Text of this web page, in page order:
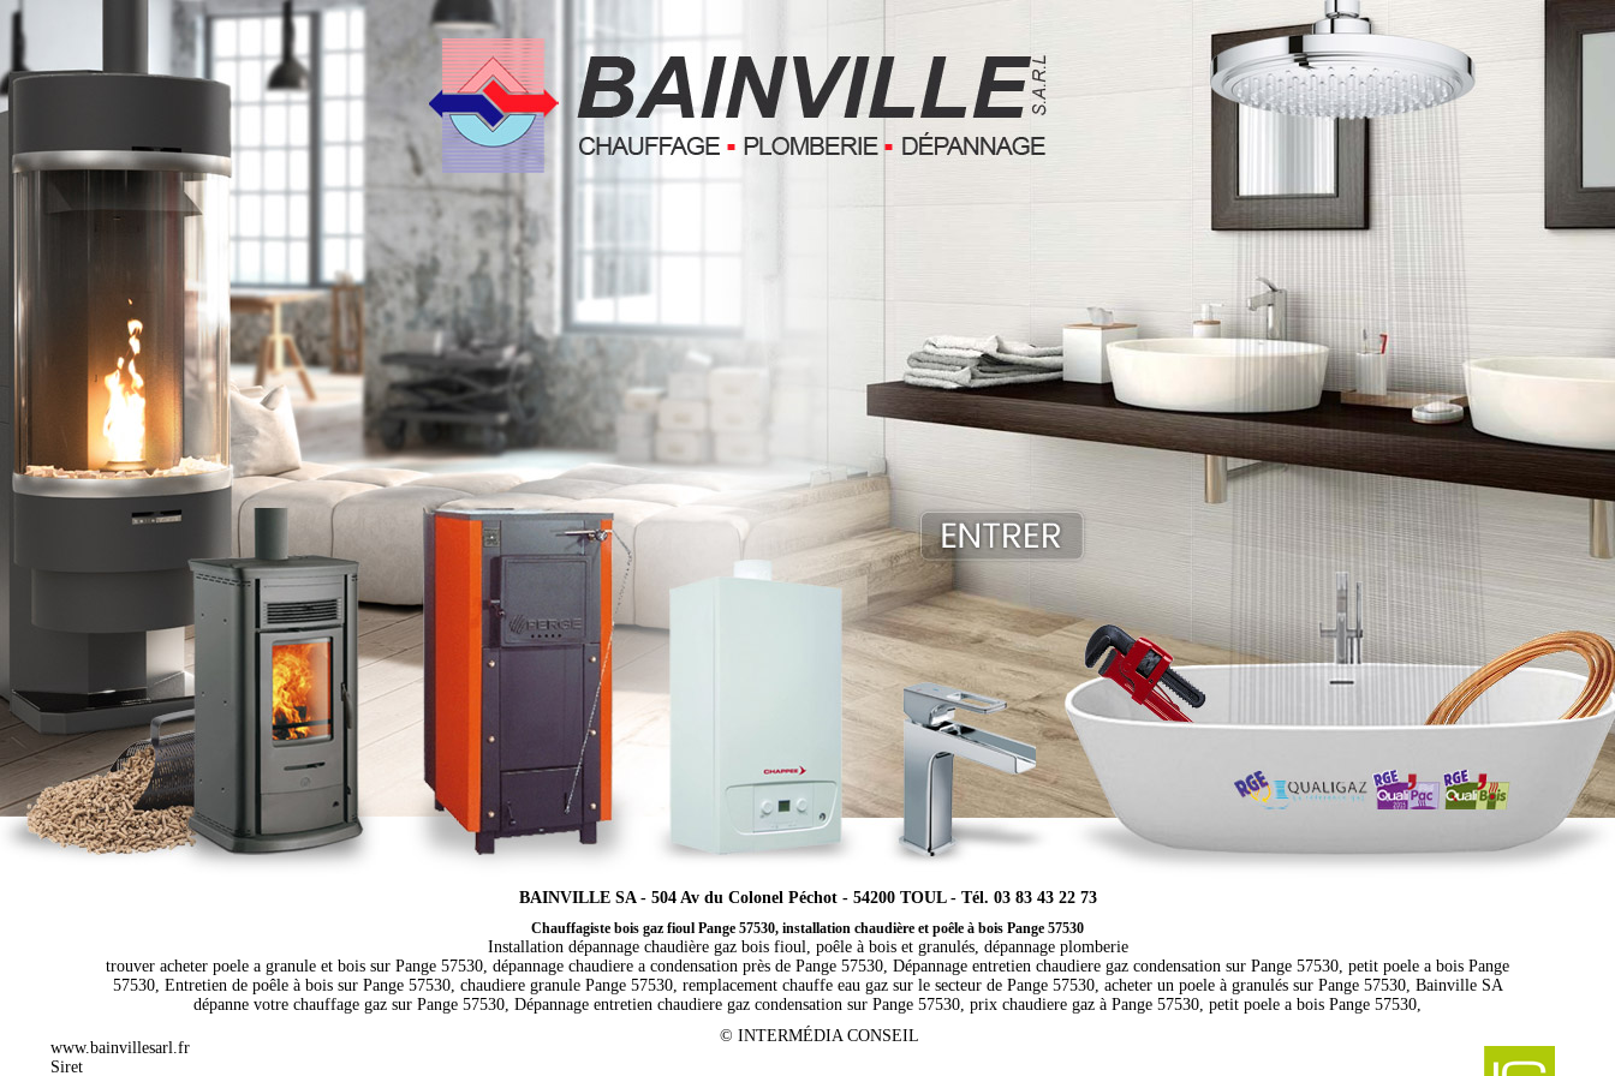
BAINVILLE SA - 504 Av du Colonel Péchot - 54200 TOUL - Tél. 03 83 43 22 73
Chauffagiste bois gaz fioul Pange 57530, installation chaudière et poêle à bois Pange 57530
Installation dépannage chaudière gaz bois fioul, poêle à bois et granulés, dépannage plomberie
trouver acheter poele a granule et bois sur Pange 57530, dépannage chaudiere a condensation près de Pange 57530, Dépannage entretien chaudiere gaz condensation sur Pange 57530, petit poele a bois Pange
57530, Entretien de poêle à bois sur Pange 57530, chaudiere granule Pange 57530, remplacement chauffe eau gaz sur le secteur de Pange 57530, acheter un poele à granulés sur Pange 57530, Bainville SA
dépanne votre chauffage gaz sur Pange 57530, Dépannage entretien chaudiere gaz condensation sur Pange 57530, prix chaudiere gaz à Pange 57530, petit poele a bois Pange 57530,
www.bainvillesarl.fr
Siret
© INTERMÉDIA CONSEIL